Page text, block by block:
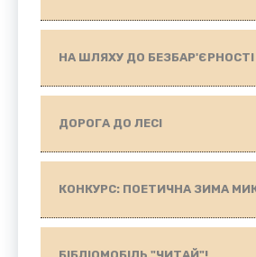
НА ШЛЯХУ ДО БЕЗБАР'ЄРНОСТІ
ДОРОГА ДО ЛЕСІ
КОНКУРС: ПОЕТИЧНА ЗИМА